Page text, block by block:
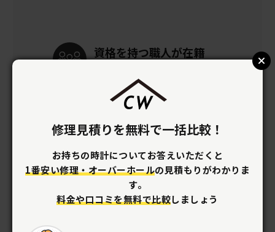
資格を持つ職人が在籍
ホールができます。
梱包キットを 無料提供
全国どこでも時計の梱包キットを無
料で提供。着払いで修理店へ送るだ
け。
修理見積りを無料で一括比較！
お持ちの時計についてお答えいただくと
1番安い修理・オーバーホールの見積もりがわかりま
す。
料金や口コミを無料で比較しましょう